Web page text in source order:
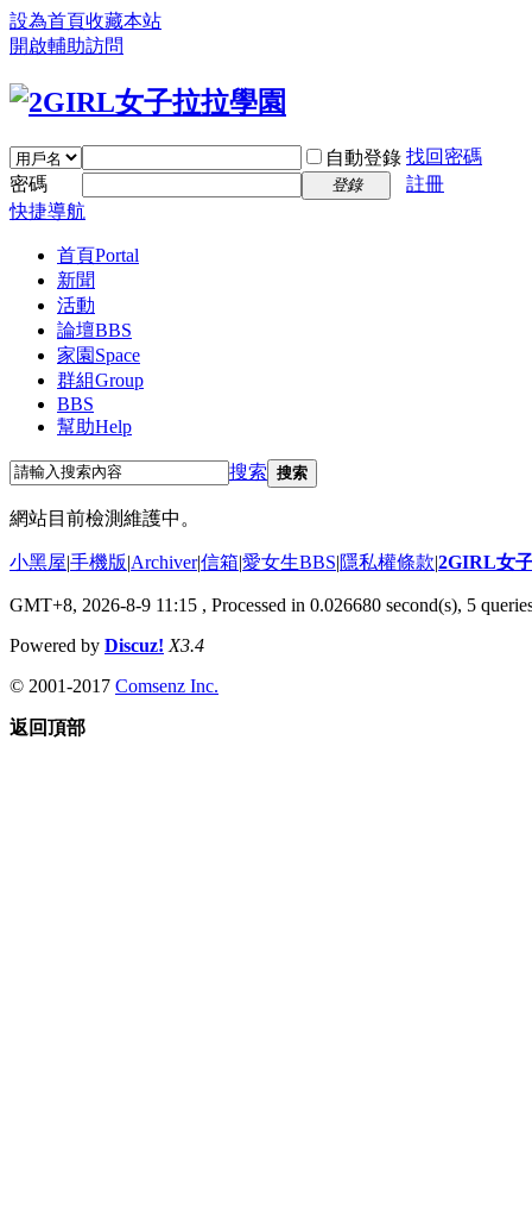
設為首頁收藏本站
開啟輔助訪問
自動登錄 找回密碼
密碼
登錄
註冊
快捷導航
首頁Portal
新聞
活動
論壇BBS
家園 Space
群組Group
BBS
幫助Help
搜索 搜索
網站目前檢測維護中。
小黑屋|手機版|Archiver|信箱|愛女生BBS|隱私權條款|2GIRL女
GMT+8, 2026-8-9 11:15 , Processed in 0.026680 second(s), 5
Powered by Discuz! X3.4
© 2001-2017 Comsenz Inc.
返回頂部